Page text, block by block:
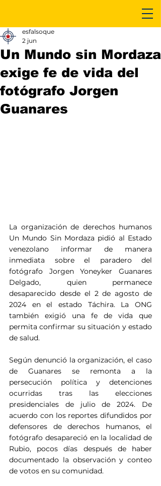
Un Mundo sin Mordaza
exige fe de vida del
fotógrafo Jorgen
Guanares
esfalsoque
2 jun
La organización de derechos humanos
Un Mundo Sin Mordaza pidió al Estado
venezolano informar de manera
inmediata sobre el paradero del
fotógrafo Jorgen Yoneyker Guanares
Delgado, quien permanece
desaparecido desde el 2 de agosto de
2024 en el estado Táchira. La ONG
también exigió una fe de vida que
permita confirmar su situación y estado
de salud.
Según denunció la organización, el caso
de Guanares se remonta a la
persecución política y detenciones
ocurridas tras las elecciones
presidenciales de julio de 2024. De
acuerdo con los reportes difundidos por
defensores de derechos humanos, el
fotógrafo desapareció en la localidad de
Rubio, pocos días después de haber
documentado la observación y conteo
de votos en su comunidad.